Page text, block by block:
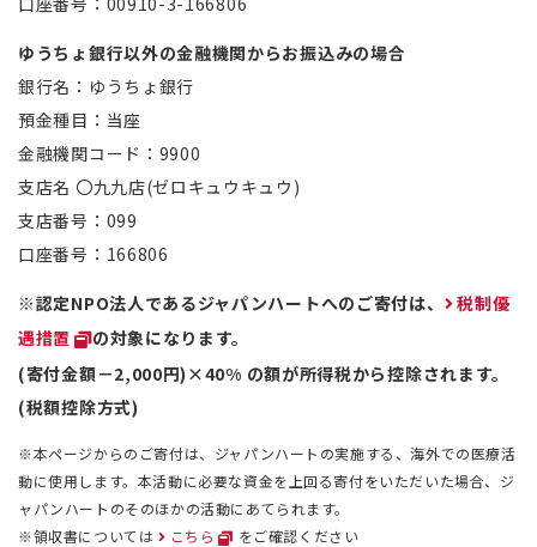
ゆうちょ銀行以外の金融機関からお振込みの場合
銀行名：ゆうちょ銀行
預金種目：当座
金融機関コード：9900
支店名 〇九九店(ゼロキュウキュウ)
支店番号：099
口座番号：166806
※認定NPO法人であるジャパンハートへのご寄付は、
税制優
遇措置
の対象になります。
(寄付金額－2,000円)×40% の額が所得税から控除されます。
(税額控除方式)
※本ページからのご寄付は、ジャパンハートの実施する、海外での医療活
動に使用します。本活動に必要な資金を上回る寄付をいただいた場合、ジ
ャパンハートのそのほかの活動にあてられます。
※領収書については
こちら をご確認ください